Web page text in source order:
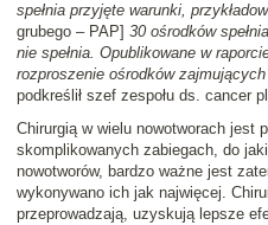
spełnia przyjęte warunki,
grubego – PAP] 30 ośrodków
nie spełnia. Opublikowane w
rozproszenie ośrodków
podkreślił szef zespołu ds. cancer
Chirurgią w wielu nowotworach jest
skomplikowanych zabiegach, do
nowotworów, bardzo ważne jest
wykonywano ich jak najwięcej.
przeprowadzają, uzyskują lepsze